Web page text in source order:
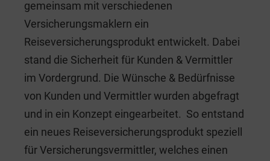
gemeinsam mit verschiedenen
Versicherungsmaklern ein
Reiseversicherungsprodukt entwickelt. Dabei
stand die Sicherheit für Kunden & Vermittler
im Vordergrund. Die Wünsche & Bedürfnisse
von Kunden und Vermittler wurden abgefragt
und in ein Konzept eingearbeitet. So entstand
ein neues Reiseversicherungsprodukt speziell
für Versicherungsvermittler, welches einen